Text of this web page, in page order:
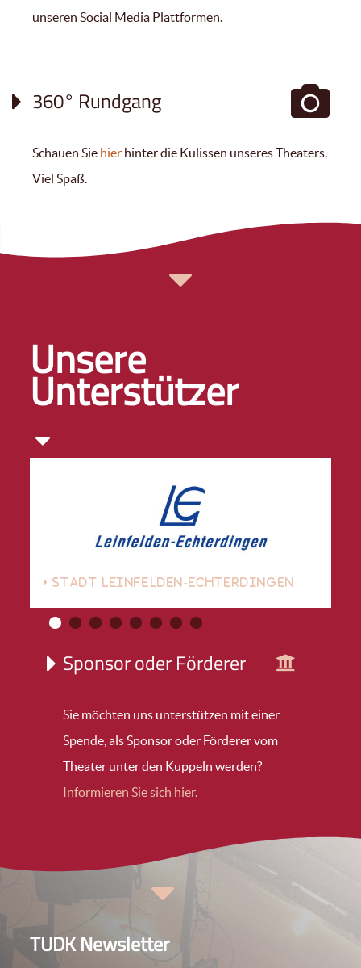
unseren Social Media Plattformen.
360° Rundgang
Schauen Sie hier hinter die Kulissen unseres Theaters.
Viel Spaß.
Unsere
Unterstützer
STADT LEINFELDEN-ECHTERDINGEN
Sponsor oder Förderer
Sie möchten uns unterstützen mit einer
Spende, als Sponsor oder Förderer vom
Theater unter den Kuppeln werden?
Informieren Sie sich hier.
TUDK Newsletter